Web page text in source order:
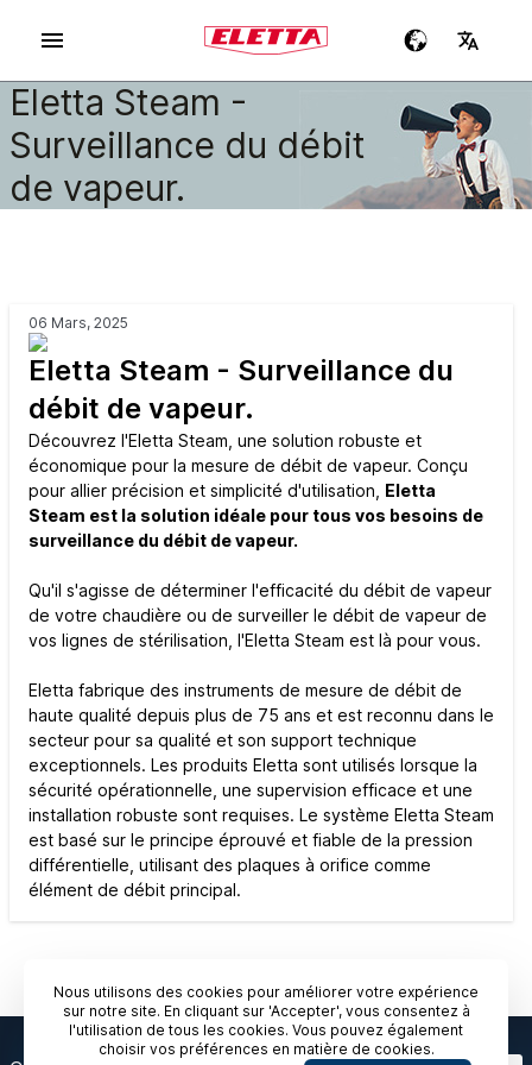
Eletta Steam -
Surveillance du débit
de vapeur.
06 Mars, 2025
Eletta Steam - Surveillance du
débit de vapeur.
Découvrez l'Eletta Steam, une solution robuste et
économique pour la mesure de débit de vapeur. Conçu
pour allier précision et simplicité d'utilisation, Eletta
Steam est la solution idéale pour tous vos besoins de
surveillance du débit de vapeur.
Qu'il s'agisse de déterminer l'efficacité du débit de vapeur
de votre chaudière ou de surveiller le débit de vapeur de
vos lignes de stérilisation, l'Eletta Steam est là pour vous.
Eletta fabrique des instruments de mesure de débit de
haute qualité depuis plus de 75 ans et est reconnu dans le
secteur pour sa qualité et son support technique
exceptionnels. Les produits Eletta sont utilisés lorsque la
sécurité opérationnelle, une supervision efficace et une
installation robuste sont requises. Le système Eletta Steam
est basé sur le principe éprouvé et fiable de la pression
différentielle, utilisant des plaques à orifice comme
élément de débit principal.
Nous utilisons des cookies pour améliorer votre expérience
sur notre site. En cliquant sur 'Accepter', vous consentez à
l'utilisation de tous les cookies. Vous pouvez également
choisir vos préférences en matière de cookies.